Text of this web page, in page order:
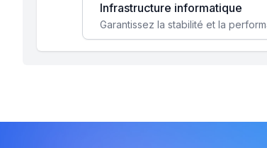
Infrastructure informatique